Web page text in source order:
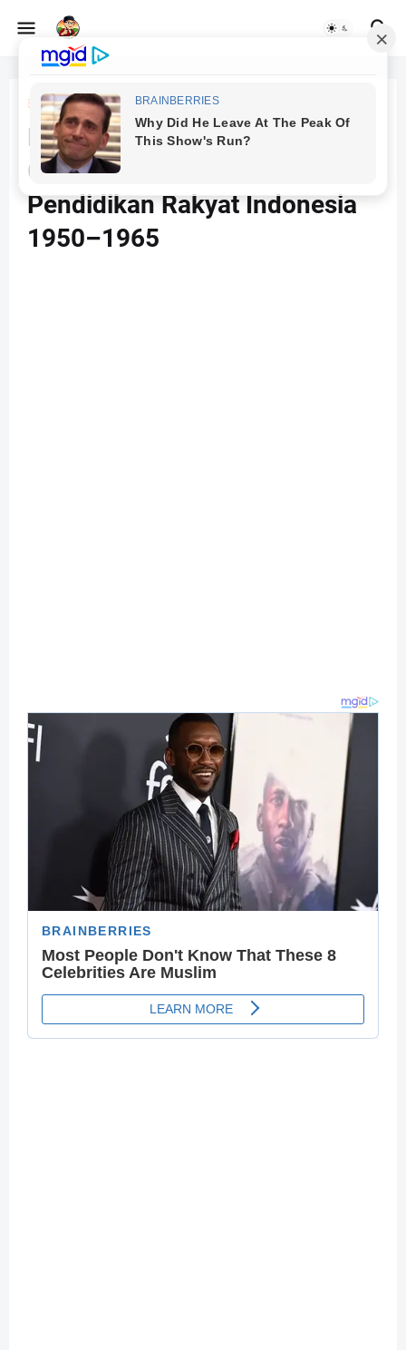
Beranda literasi
D.N. Aidit dan Literasi:
Gerakan Literasi Politik dan
Pendidikan Rakyat Indonesia
1950–1965